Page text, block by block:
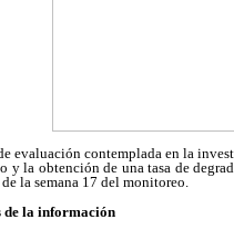
evaluación contemplada en la
y la obtención de una tasa de
de la semana 17 del monitoreo.
de la información